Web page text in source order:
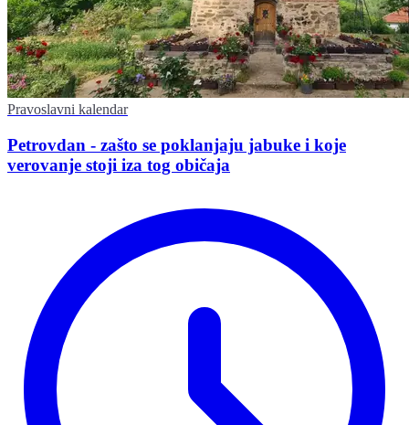
Pravoslavni kalendar
Petrovdan - zašto se poklanjaju jabuke i koje
verovanje stoji iza tog običaja